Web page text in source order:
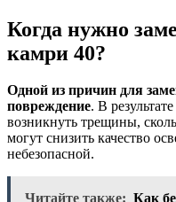
Когда нужно
камри 40?
Одной из причин для
повреждение. В
возникнуть трещины,
могут снизить качество
небезопасной.
Читайте также: Как